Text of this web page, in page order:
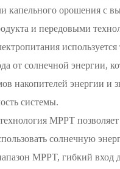
капельного орошения с
и передовыми
используется
от солнечной энергии,
накопителей энергии и
системы.
MPPT
солнечную
MPPT, гибкий вход